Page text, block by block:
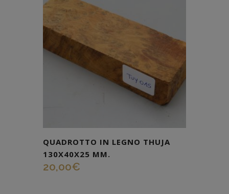
QUADROTTO IN LEGNO THUJA
130X40X25 MM.
20,00€